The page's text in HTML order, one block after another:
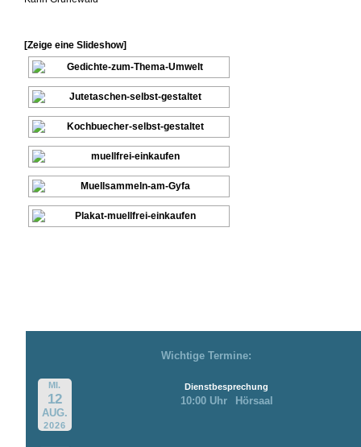
[Zeige eine Slideshow]
Wichtige Termine:
MI.
12
AUG.
2026
Dienstbesprechung
10:00 Uhr Hörsaal